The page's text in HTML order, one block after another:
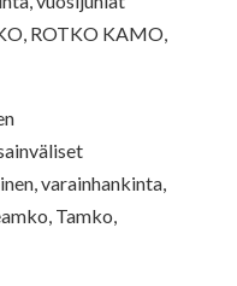
ROTKO KAMO,
varainhankinta,
Tamko,